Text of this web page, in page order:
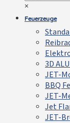
×
Feuerzeuge
3D
JET-
BBQ
JET-
Jet
JET-